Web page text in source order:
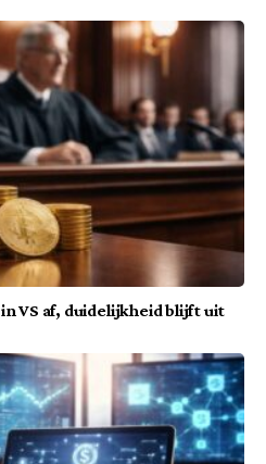
VS af, duidelijkheid blijft uit